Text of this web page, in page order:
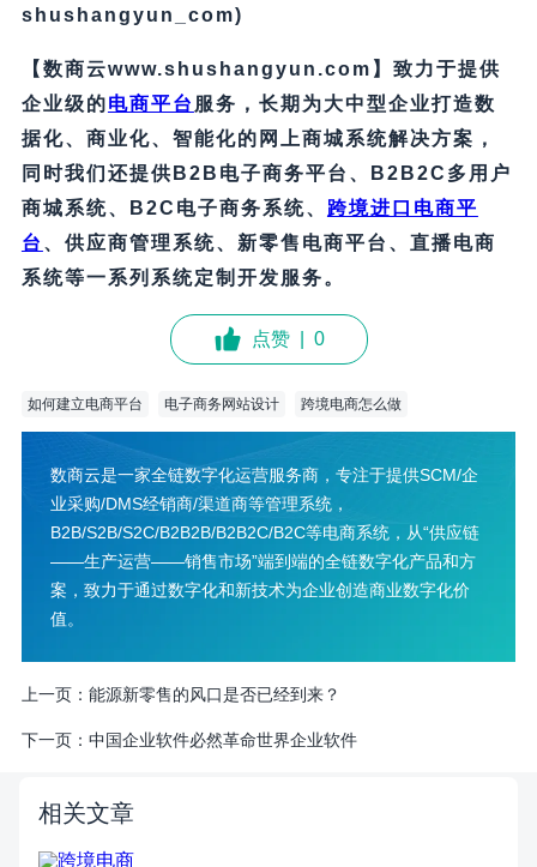
shushangyun_com)
【数商云www.shushangyun.com】致力于提供
企业级的电商平台 服务，长期为大中型企业打造数
据化、商业化、智能化的网上商城系统解决方案，
同时我们还提供B2B电子商务平台、B2B2C多用户
商城系统、B2C电子商务系统、 跨境进口电商平
台 、供应商管理系统、新零售电商平台、直播电商
系统等一系列系统定制开发服务。
点赞 0
如何建立电商平台 电子商务网站设计 跨境电商怎么做
数商云是一家全链数字化运营服务商，专注于提供SCM/企
业采购/DMS经销商/渠道商等管理系统，
B2B/S2B/S2C/B2B2B/B2B2C/B2C等电商系统，从“供应链
——生产运营——销售市场”端到端的全链数字化产品和方
案，致力于通过数字化和新技术为企业创造商业数字化价
值。
上一页： 能源新零售的风口是否已经到来？
下一页： 中国企业软件必然革命世界企业软件
相关文章